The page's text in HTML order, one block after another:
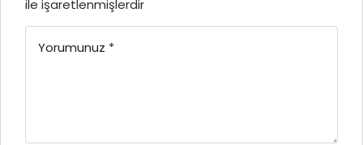
ile işaretlenmişlerdir
Yorumunuz *